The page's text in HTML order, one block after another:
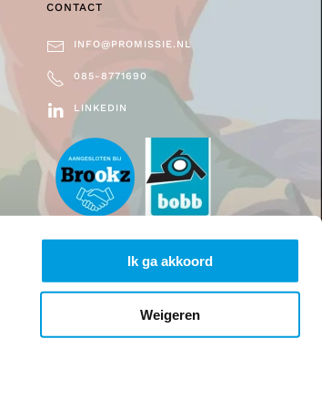
Ik ga akkoord
Weigeren
CONTACT
INFO@PROMISSIE.NL
085-8771690
LINKEDIN